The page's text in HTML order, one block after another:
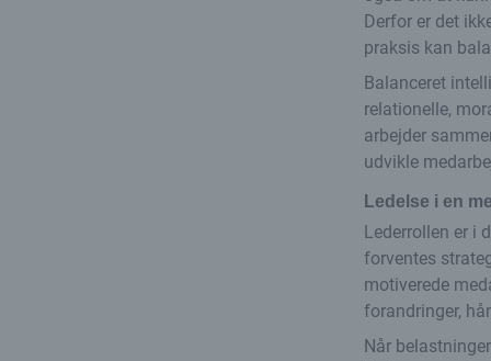
Derfor er det
praksis kan
Balanceret
relationelle,
arbejder
udvikle
Ledelse i en
Lederrollen er i
forventes
motiverede
forandringer,
Når